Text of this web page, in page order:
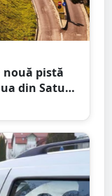
nouă pistă
din Satu